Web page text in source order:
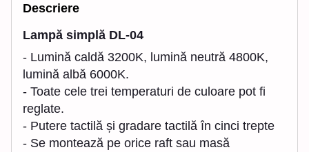
Descriere
Lampă simplă DL-04
- Lumină caldă 3200K, lumină neutră 4800K,
lumină albă 6000K.
- Toate cele trei temperaturi de culoare pot fi
reglate.
- Putere tactilă și gradare tactilă în cinci trepte
- Se montează pe orice raft sau masă